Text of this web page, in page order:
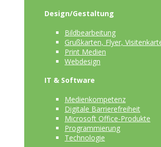
Design/Gestaltung
Bildbearbeitung
Grußkarten, Flyer,
Print Medien
Webdesign
IT & Software
Medienkompetenz
Digitale Barrierefreiheit
Microsoft Office-Produkte
Programmierung
Technologie